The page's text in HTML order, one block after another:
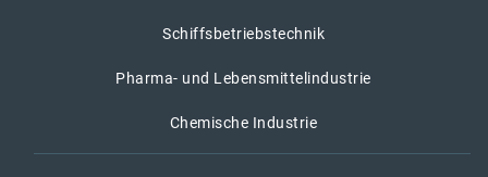
Schiffsbetriebstechnik
Pharma- und Lebensmittelindustrie
Chemische Industrie